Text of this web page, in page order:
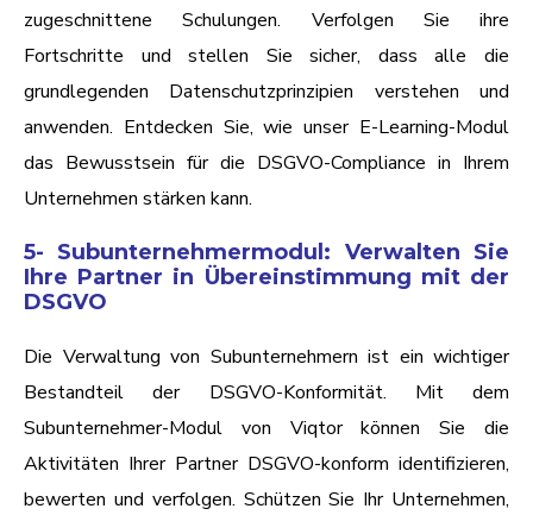
zugeschnittene Schulungen. Verfolgen Sie ihre
Fortschritte und stellen Sie sicher, dass alle die
grundlegenden Datenschutzprinzipien verstehen und
anwenden. Entdecken Sie, wie unser E-Learning-Modul
das Bewusstsein für die DSGVO-Compliance in Ihrem
Unternehmen stärken kann.
5- Subunternehmermodul: Verwalten Sie
Ihre Partner in Übereinstimmung mit der
DSGVO
Die Verwaltung von Subunternehmern ist ein wichtiger
Bestandteil der DSGVO-Konformität. Mit dem
Subunternehmer-Modul von Viqtor können Sie die
Aktivitäten Ihrer Partner DSGVO-konform identifizieren,
bewerten und verfolgen. Schützen Sie Ihr Unternehmen,